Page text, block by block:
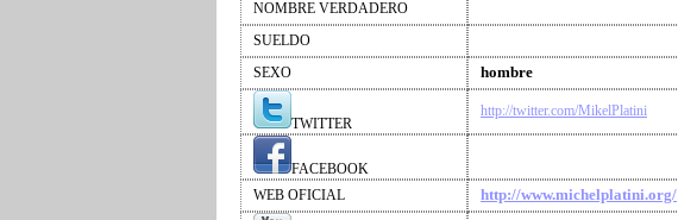
NOMBRE VERDADERO
SUELDO
SEXO
hombre
TWITTER
http://twitter.com/MikelPlatini
FACEBOOK
WEB OFICIAL
http://www.michelplatini.org/